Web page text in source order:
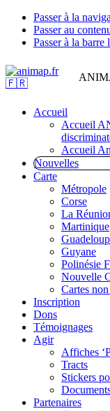
Passer à la
Passer au
Passer à la
Accueil
Accueil
Accueil
Nouvelles
Carte
Métropole
Corse
La
Martinique
Guyane
Polinésie
Nouvelle
Cartes
Inscription
Dons
Témoignages
Agir
Affiches
Tracts
Stickers
Partenaires